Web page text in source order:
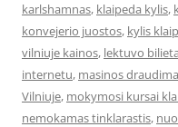
karlshamnas, klaipeda kylis,
konvejerio juostos, kylis
vilniuje kainos, lektuvo
internetu, masinos
Vilniuje, mokymosi kursai
nemokamas tinklarastis,